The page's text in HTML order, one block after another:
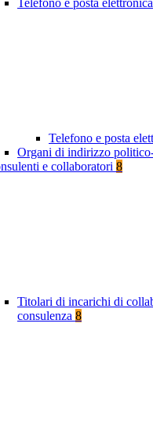
Telefono e posta elettronica
Telefono e posta
Organi di indirizzo
e collaboratori 8
Titolari di incarichi di
consulenza 8